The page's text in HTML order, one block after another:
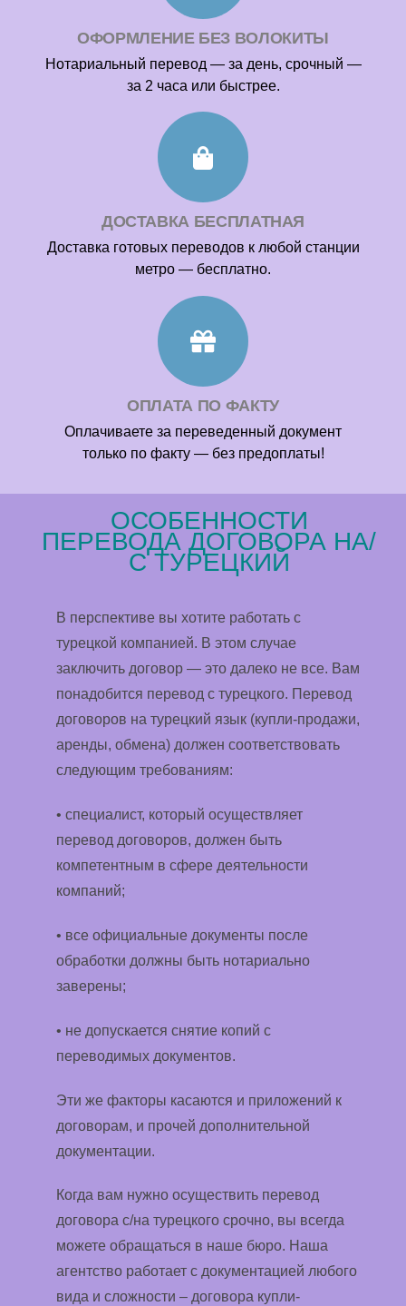
ОФОРМЛЕНИЕ БЕЗ ВОЛОКИТЫ
Нотариальный перевод — за день, срочный —
за 2 часа или быстрее.
ДОСТАВКА БЕСПЛАТНАЯ
Доставка готовых переводов к любой станции
метро — бесплатно.
ОПЛАТА ПО ФАКТУ
Оплачиваете за переведенный документ
только по факту — без предоплаты!
ОСОБЕННОСТИ
ПЕРЕВОДА ДОГОВОРА НА/
С ТУРЕЦКИЙ
В перспективе вы хотите работать с
турецкой компанией. В этом случае
заключить договор — это далеко не все. Вам
понадобится перевод с турецкого. Перевод
договоров на турецкий язык (купли-продажи,
аренды, обмена) должен соответствовать
следующим требованиям:
• специалист, который осуществляет
перевод договоров, должен быть
компетентным в сфере деятельности
компаний;
• все официальные документы после
обработки должны быть нотариально
заверены;
• не допускается снятие копий с
переводимых документов.
Эти же факторы касаются и приложений к
договорам, и прочей дополнительной
документации.
Когда вам нужно осуществить перевод
договора с/на турецкого срочно, вы всегда
можете обращаться в наше бюро. Наша
агентство работает с документацией любого
вида и сложности – договора купли-